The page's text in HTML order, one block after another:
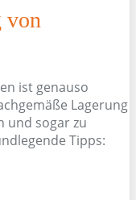
von
ist genauso
Lagerung
und sogar zu
Tipps: